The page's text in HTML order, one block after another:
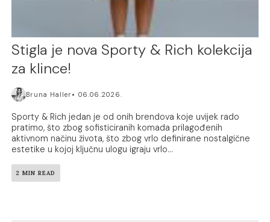
Stigla je nova Sporty & Rich kolekcija
za klince!
Bruna Haller 06.06.2026.
Sporty & Rich jedan je od onih brendova koje uvijek rado
pratimo, što zbog sofisticiranih komada prilagođenih
aktivnom načinu života, što zbog vrlo definirane nostalgične
estetike u kojoj ključnu ulogu igraju vrlo...
2 MIN READ